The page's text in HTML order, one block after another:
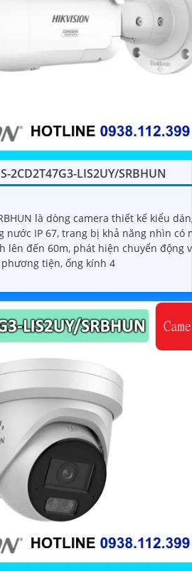
2CD2T47G3-LIS2UY/SRBHUN
là dòng camera thiết kế kiểu
năng nhìn có màu
lên đến 60m, phát hiện chuyển động
tiện, ống kính 4